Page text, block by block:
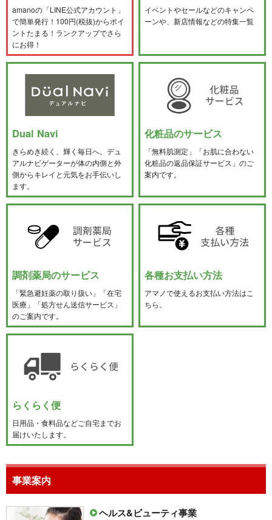
amanoの「LINE公式アカウント」
で簡単発行！100円(税抜)からポイ
ントたまる！ランクアップでさら
にお得！
イベントやセールなどのキャンペ
ーンや、新店情報などの特集一覧
Dual Navi
きらめき続く、輝く毎日へ。デュ
アルナビゲーターが体の内側と外
側からキレイと元気をお手伝いし
ます。
化粧品のサービス
「無料肌測定」「お肌に合わない
化粧品の返品保証サービス」のご
案内です。
調剤薬局のサービス
「緊急避妊薬の取り扱い」「在宅
医療」「処方せん送信サービス」
のご案内です。
各種お支払い方法
アマノで使えるお支払い方法はこ
ちら。
らくらく便
日用品・食料品などご自宅までお
届けいたします。
事業案内
ヘルス&ビューティ事業